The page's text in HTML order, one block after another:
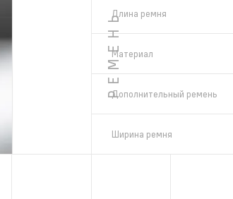
РЕМЕНЬДлина ремня
Материал
Дополнительный ремень
Ширина ремня